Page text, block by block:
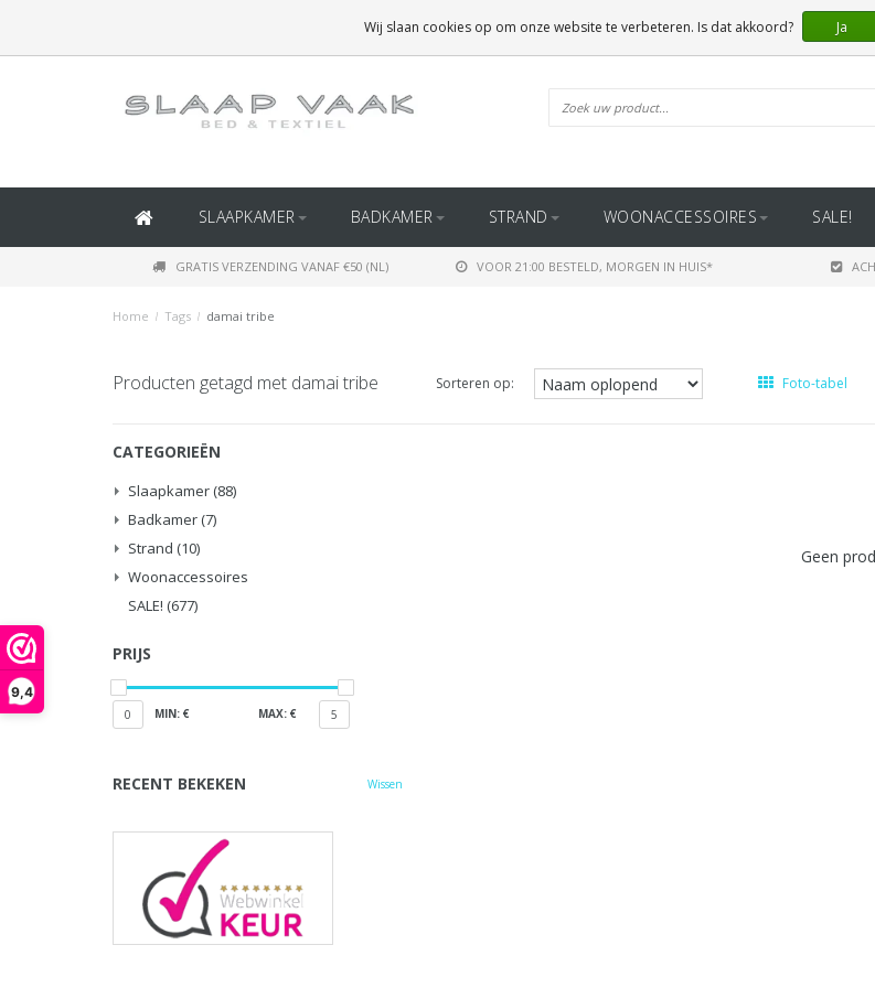
9,4
(BINNEN BELGIË)
SLAAPKAMER BADKAMER STRAND WOONACCESSOIRES SALE!
GRATIS VERZENDING VANAF €50 (NL) VOOR 21:00 BESTELD, MORGEN IN HUIS*
Home / Tags / damai tribe
Producten getagd met damai tribe Sorteren op: Foto-tabel
CATEGORIEËN
Slaapkamer (88)
Badkamer (7)
Strand (10)
Woonaccessoires
SALE! (677)
PRIJS
0 MIN: € MAX: € 5
RECENT BEKEKEN Wissen
Geen
Wij slaan cookies op om onze website te verbeteren. Is dat akkoord? Ja